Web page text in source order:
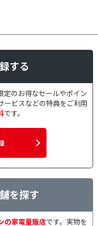
する
定のお得なセールやポイン
ービスなどの特典をご利用
です。
を探す
の家電量販店です。実物を